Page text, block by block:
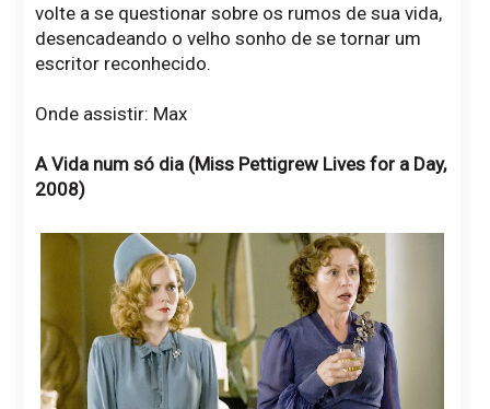
volte a se questionar sobre os rumos de sua vida,
desencadeando o velho sonho de se tornar um
escritor reconhecido.
Onde assistir: Max
A Vida num só dia (Miss Pettigrew Lives for a Day,
2008)